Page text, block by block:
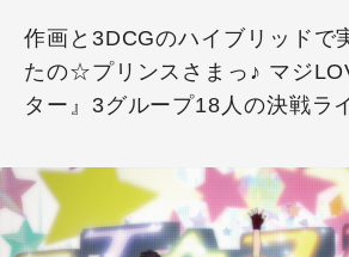
作画と3DCGのハイブリッドで
たの☆プリンスさまっ♪ マジ
ター』3グループ18人の決戦ラ